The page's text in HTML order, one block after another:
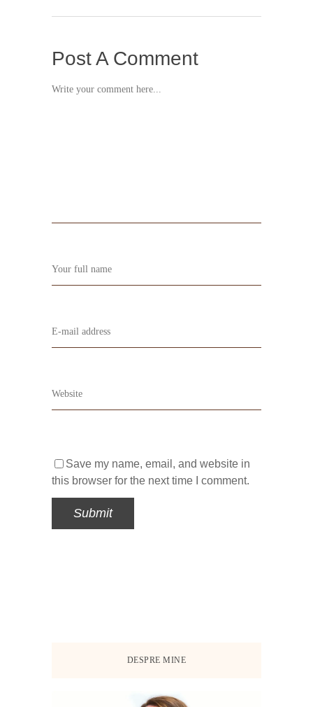
Post A Comment
Save my name, email, and website in
this browser for the next time I comment.
DESPRE MINE